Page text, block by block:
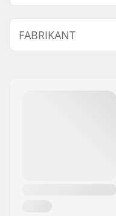
Stem type/Lengte:
Stem rise:
Stem diameter:
FABRIKANT